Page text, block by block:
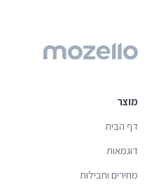
מוצר
דף הבית
דוגמאות
מחירים וחבילות